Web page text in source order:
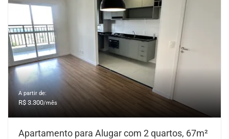
A partir de:
R$ 3.300/mês
Apartamento para Alugar com 2 quartos, 67m²